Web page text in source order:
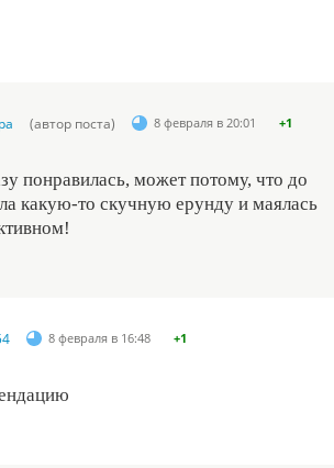
(автор поста) 8 февраля в 20:01 +1
понравилась, может потому, что до
какую-то скучную ерунду и маялась
8 февраля в 16:48 +1